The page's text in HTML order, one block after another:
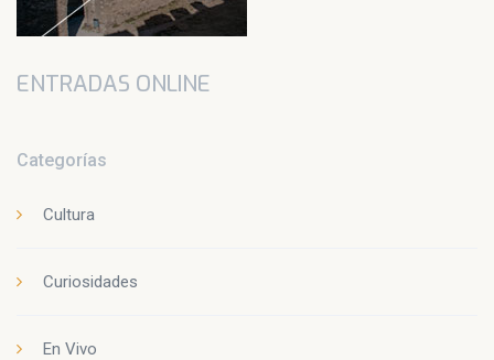
ENTRADAS ONLINE
Categorías
Cultura
Curiosidades
En Vivo